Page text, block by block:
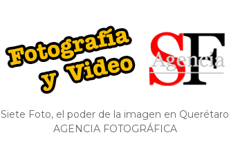
Siete Foto, el poder de la imagen en Querétaro
AGENCIA FOTOGRÁFICA